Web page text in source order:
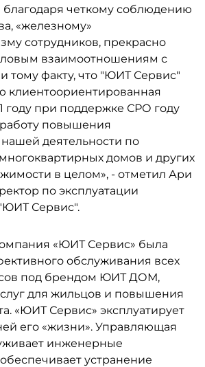
благодаря четкому соблюдению
«железному»
сотрудников, прекрасно
взаимоотношениям с
тому факту, что "ЮИТ Сервис"
клиентоориентированная
году при поддержке СРО году
повышения
деятельности по
домов и других
в целом», - отметил Ари
по эксплуатации
Сервис".
«ЮИТ Сервис» была
обслуживания всех
под брендом ЮИТ ДОМ,
для жильцов и повышения
«ЮИТ Сервис» эксплуатирует
его «жизни». Управляющая
инженерные
устранение